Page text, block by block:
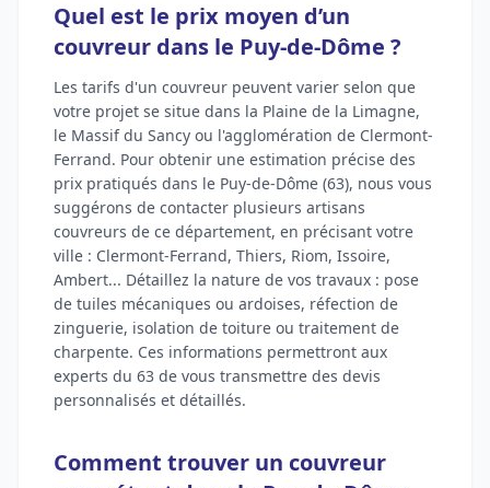
Quel est le prix moyen d’un
couvreur dans le Puy-de-Dôme ?
Les tarifs d'un couvreur peuvent varier selon que
votre projet se situe dans la Plaine de la Limagne,
le Massif du Sancy ou l'agglomération de Clermont-
Ferrand. Pour obtenir une estimation précise des
prix pratiqués dans le Puy-de-Dôme (63), nous vous
suggérons de contacter plusieurs artisans
couvreurs de ce département, en précisant votre
ville : Clermont-Ferrand, Thiers, Riom, Issoire,
Ambert... Détaillez la nature de vos travaux : pose
de tuiles mécaniques ou ardoises, réfection de
zinguerie, isolation de toiture ou traitement de
charpente. Ces informations permettront aux
experts du 63 de vous transmettre des devis
personnalisés et détaillés.
Comment trouver un couvreur